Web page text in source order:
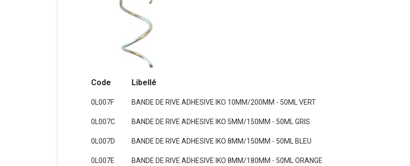
Code Libellé
0L007F BANDE DE RIVE ADHESIVE IKO 10MM/200MM - 50ML VERT
0L007C BANDE DE RIVE ADHESIVE IKO 5MM/150MM - 50ML GRIS
0L007D BANDE DE RIVE ADHESIVE IKO 8MM/150MM - 50ML BLEU
0L007E BANDE DE RIVE ADHESIVE IKO 8MM/180MM - 50ML ORANGE